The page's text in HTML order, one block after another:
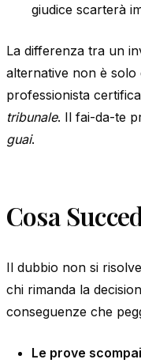
giudice scarterà
La differenza tra un
alternative non è
professionista
tribunale. Il fai-da-te
guai.
Cosa
Il dubbio non si
chi rimanda la
conseguenze che
Le prove